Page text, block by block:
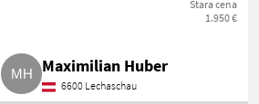
Stara cena
1.950 €
Maximilian Huber
6600 Lechaschau